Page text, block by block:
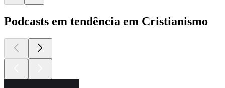
Podcasts em tendência em Cristianismo